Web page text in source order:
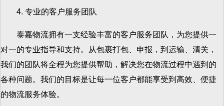
4. 专业的客户服务团队
泰嘉物流拥有一支经验丰富的客户服务团队，为您提供一
对一的专业指导和支持。从包裹打包、申报，到运输、清关，
我们的团队将全程为您提供帮助，解决您在物流过程中遇到的
各种问题。我们的目标是让每一位客户都能享受到高效、便捷
的物流服务体验。